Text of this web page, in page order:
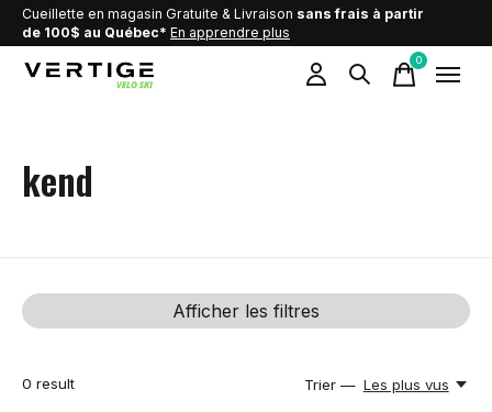
Cueillette en magasin Gratuite & Livraison sans frais à partir
de 100$ au Québec* En apprendre plus
0items
kend
Afficher les filtres
0 result Trier — Les plus vus